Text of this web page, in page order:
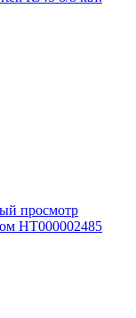
просмотр
НТ000002485